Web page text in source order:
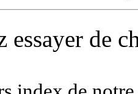
essayer de